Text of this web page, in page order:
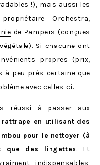
!), mais aussi les
Orchestra,
de Pampers (conçues
Si chacune ont
propres (prix,
à peu près certaine que
avec celles-ci.
réussi à passer aux
rattrape en utilisant des
pour le nettoyer (à
que des lingettes. Et
indispensables,